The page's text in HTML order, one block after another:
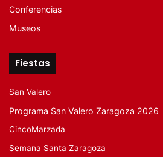
Conferencias
Museos
Fiestas
San Valero
Programa San Valero Zaragoza 2026
CincoMarzada
Semana Santa Zaragoza